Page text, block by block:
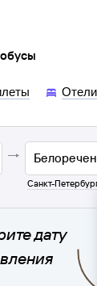
Отели
Санкт-
дату